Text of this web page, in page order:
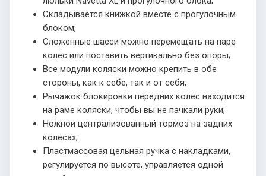
Складывается книжкой вместе с прогулочным
блоком;
Сложенные шасси можно перемещать на паре
колёс или поставить вертикально без опоры;
Все модули коляски можно крепить в обе
стороны, как к себе, так и от себя;
Рычажок блокировки передних колёс находится
на раме коляски, чтобы вы не пачкали руки;
Ножной централизованный тормоз на задних
колёсах;
Пластмассовая цельная ручка с накладками,
регулируется по высоте, управляется одной